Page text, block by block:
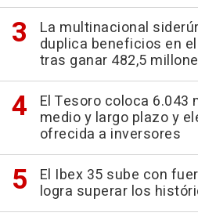
La multinacional
duplica beneficios en
tras ganar 482,5
El Tesoro coloca 6.043
medio y largo plazo y
ofrecida a inversores
El Ibex 35 sube con
logra superar los